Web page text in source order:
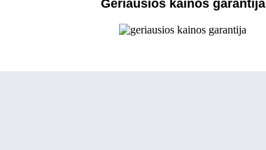
Geriausios kainos garantija